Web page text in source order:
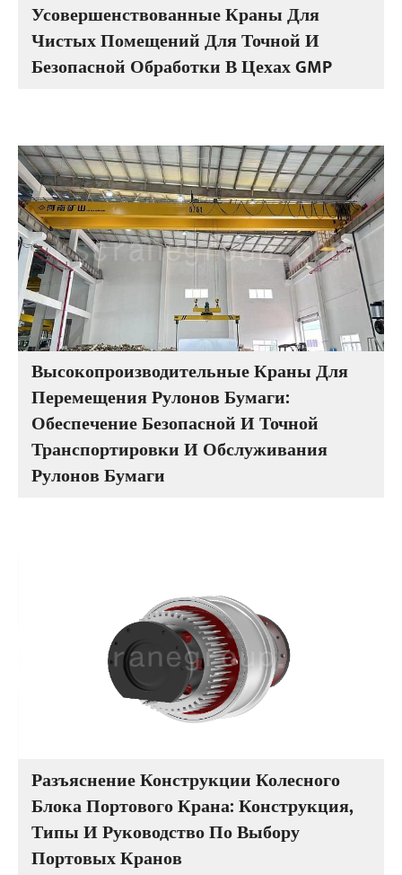
Усовершенствованные Краны Для
Чистых Помещений Для Точной И
Безопасной Обработки В Цехах GMP
Высокопроизводительные Краны Для
Перемещения Рулонов Бумаги:
Обеспечение Безопасной И Точной
Транспортировки И Обслуживания
Рулонов Бумаги
Разъяснение Конструкции Колесного
Блока Портового Крана: Конструкция,
Типы И Руководство По Выбору
Портовых Кранов